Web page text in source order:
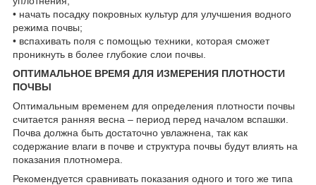
• начать посадку покровных культур для улучшения водного
режима почвы;
• вспахивать поля с помощью техники, которая сможет
проникнуть в более глубокие слои почвы.
ОПТИМАЛЬНОЕ ВРЕМЯ ДЛЯ ИЗМЕРЕНИЯ ПЛОТНОСТИ
ПОЧВЫ
Оптимальным временем для определения плотности почвы
считается ранняя весна – период перед началом вспашки.
Почва должна быть достаточно увлажнена, так как
содержание влаги в почве и структура почвы будут влиять на
показания плотномера.
Рекомендуется сравнивать показания одного и того же типа